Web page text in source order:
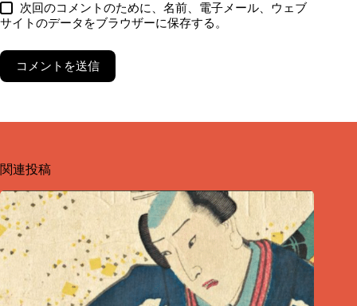
次回のコメントのために、名前、電子メール、ウェブ
サイトのデータをブラウザーに保存する。
コメントを送信
関連投稿